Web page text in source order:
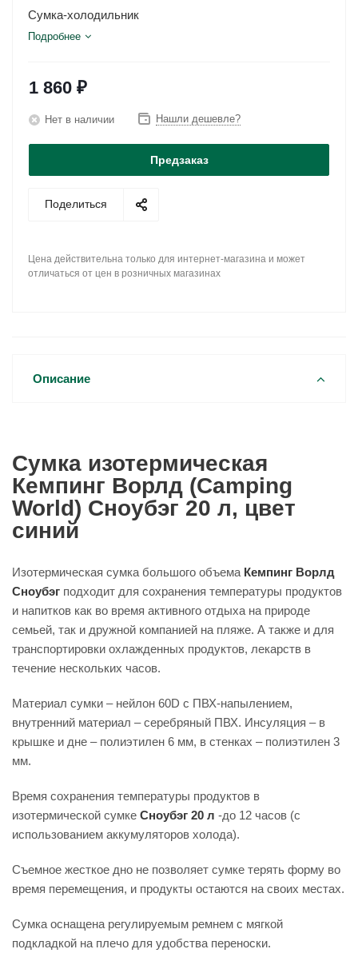
Сумка-холодильник
Подробнее
1 860 ₽
Нет в наличии Нашли дешевле?
Предзаказ
Поделиться
Цена действительна только для интернет-магазина и может
отличаться от цен в розничных магазинах
Описание
Сумка изотермическая
Кемпинг Ворлд (Camping
World) Сноубэг 20 л, цвет
синий
Изотермическая сумка большого объема Кемпинг Ворлд
Сноубэг подходит для сохранения температуры продуктов
и напитков как во время активного отдыха на природе
семьей, так и дружной компанией на пляже. А также и для
транспортировки охлажденных продуктов, лекарств в
течение нескольких часов.
Материал сумки – нейлон 60D с ПВХ-напылением,
внутренний материал – серебряный ПВХ. Инсуляция – в
крышке и дне – полиэтилен 6 мм, в стенках – полиэтилен 3
мм.
Время сохранения температуры продуктов в
изотермической сумке Сноубэг 20 л -до 12 часов (с
использованием аккумуляторов холода).
Съемное жесткое дно не позволяет сумке терять форму во
время перемещения, и продукты остаются на своих местах.
Сумка оснащена регулируемым ремнем с мягкой
подкладкой на плечо для удобства переноски.